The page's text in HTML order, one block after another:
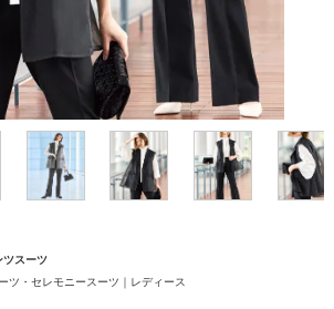
リッターチャン
ローヒールパ
ス「SH1768」
●ビジューハンドル
スパンコール刺繍
レースハンドバッ
グ「BA1762」
●格子柄ビーズ刺繍
ハンドバッグ
「BA1760」
ツスーツ
ツ・セレモニースーツ｜レディース